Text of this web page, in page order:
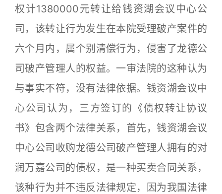
权计1380000元转让给钱资湖会议中心公
司，该转让行为发生在本院受理破产案件的
六个月内，属个别清偿行为，侵害了龙德公
司破产管理人的权益。一审法院的这种认为
与事实不符，没有法律依据。钱资湖会议中
心公司认为，三方签订的《债权转让协议
书》包含两个法律关系，首先，钱资湖会议
中心公司收购龙德公司破产管理人拥有的对
润万嘉公司的债权，是一种买卖合同关系，
该种行为并不违反法律规定，因为我国法律